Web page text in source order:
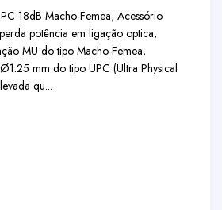
18dB Macho-Femea, Acessório
potência em ligação optica,
MU do tipo Macho-Femea,
mm do tipo UPC (Ultra Physical
qu...